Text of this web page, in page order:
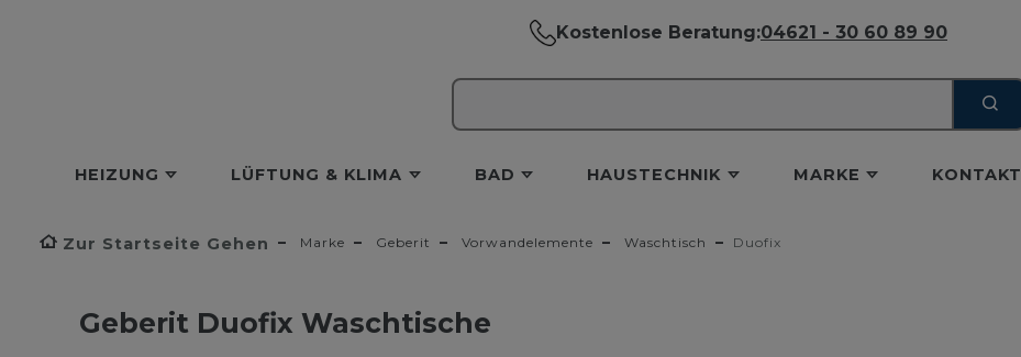
Kostenlose Beratung:04621 - 30 60 89 90
HEIZUNG LÜFTUNG & KLIMA BAD HAUSTECHNIK MARKE KONTAKT
Zur Startseite Gehen Marke Geberit Vorwandelemente Waschtisch Duofix
Geberit Duofix Waschtische